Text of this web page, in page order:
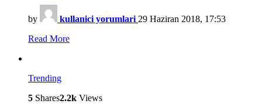
by kullanici yorumlari 29 Haziran 2018, 17:53
Read More
Trending
5 Shares2.2k Views